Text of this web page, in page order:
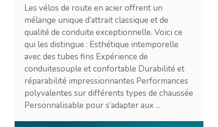
Les vélos de route en acier offrent un
mélange unique d’attrait classique et de
qualité de conduite exceptionnelle. Voici ce
qui les distingue : Esthétique intemporelle
avec des tubes fins Expérience de
conduitesouple et confortable Durabilité et
réparabilité impressionnantes Performances
polyvalentes sur différents types de chaussée
Personnalisable pour s’adapter aux ...